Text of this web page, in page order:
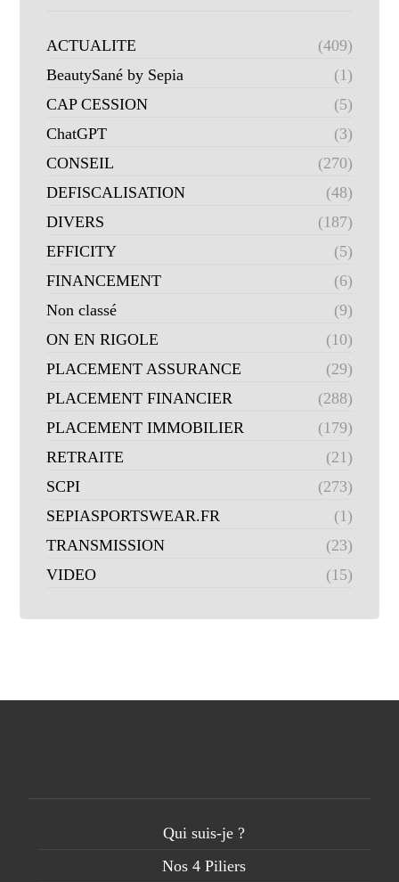
ACTUALITE
(409)
BeautySané by Sepia
(1)
CAP CESSION
(5)
ChatGPT
(3)
CONSEIL
(270)
DEFISCALISATION
(48)
DIVERS
(187)
EFFICITY
(5)
FINANCEMENT
(6)
Non classé
(9)
ON EN RIGOLE
(10)
PLACEMENT ASSURANCE
(29)
PLACEMENT FINANCIER
(288)
PLACEMENT IMMOBILIER
(179)
RETRAITE
(21)
SCPI
(273)
SEPIASPORTSWEAR.FR
(1)
TRANSMISSION
(23)
VIDEO
(15)
Qui suis-je ?
Nos 4 Piliers